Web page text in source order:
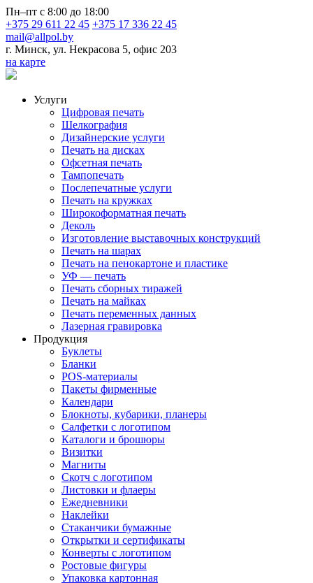
Пн–пт с 8:00 до 18:00
+375 29 611 22 45 +375 17 336 22 45
mail@allpol.by
г. Минск, ул. Некрасова 5, офис 203
на карте
Услуги
Цифровая печать
Шелкография
Дизайнерские услуги
Печать на дисках
Офсетная печать
Тампопечать
Послепечатные услуги
Печать на кружках
Широкоформатная печать
Деколь
Изготовление выставочных конструкций
Печать на шарах
Печать на пенокартоне и пластике
УФ — печать
Печать сборных тиражей
Печать на майках
Печать переменных данных
Лазерная гравировка
Продукция
Буклеты
Бланки
POS-материалы
Пакеты фирменные
Календари
Блокноты, кубарики, планеры
Салфетки с логотипом
Каталоги и брошюры
Визитки
Магниты
Скотч с логотипом
Листовки и флаеры
Ежедневники
Наклейки
Стаканчики бумажные
Открытки и сертификаты
Конверты с логотипом
Ростовые фигуры
Упаковка картонная